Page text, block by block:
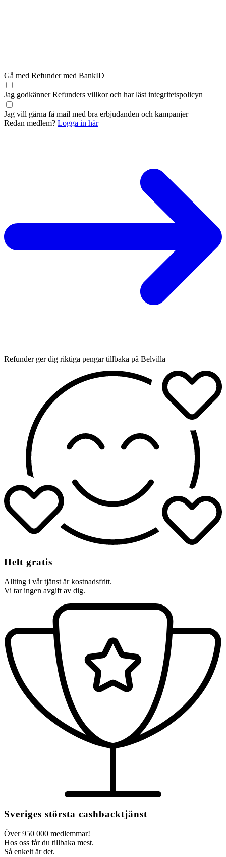
Gå med Refunder med BankID
Jag godkänner Refunders villkoroch har läst integritetspolicyn
Jag vill gärna få mail med bra erbjudanden och kampanjer
Redan medlem? Logga in här
Refunder ger dig riktiga pengar tillbaka på Belvilla
Helt gratis
Allting i vår tjänst är kostnadsfritt.
Vi tar ingen avgift av dig.
Sveriges största cashbacktjänst
Över 950 000 medlemmar!
Hos oss får du tillbaka mest.
Så enkelt är det.